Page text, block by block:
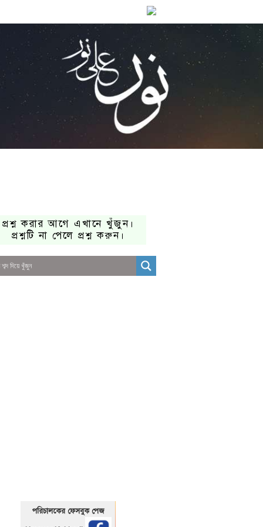
প্রশ্ন করার আগে এখানে খুঁজুন।
প্রশ্নটি না পেলে প্রশ্ন করুন।
পরিচালকের ফেসবুক পেজ